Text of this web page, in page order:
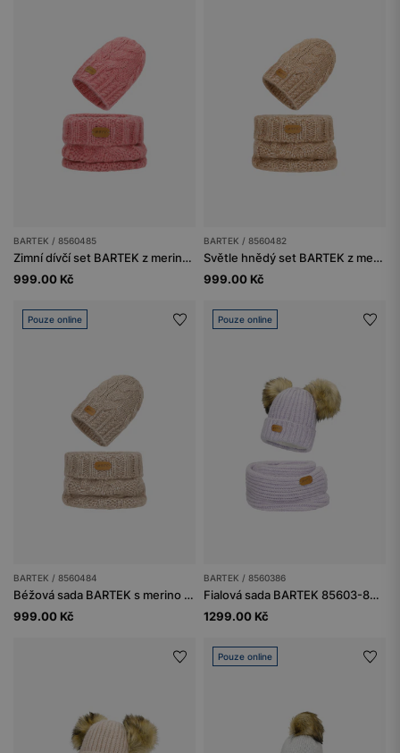
BARTEK / 8560485
Zimní dívčí set BARTEK z merino vlny 85604-85, růžová čepice + nákrčník
999.00 Kč
BARTEK / 8560482
Světle hnědý set BARTEK z merino vlny 85604-82, čepice + nákrčník
999.00 Kč
Pouze online
BARTEK / 8560484
Béžová sada BARTEK s merino vlnou 85604-84, čepice + nákrčník
999.00 Kč
Pouze online
BARTEK / 8560386
Fialová sada BARTEK 85603-86 s merino vlnou - čepice se dvěma bambulkami a nákrčník
1299.00 Kč
Pouze online